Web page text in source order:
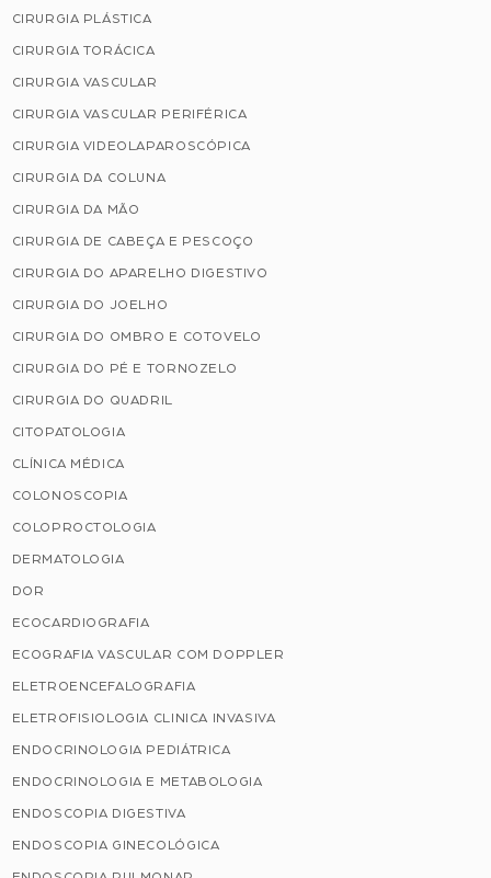
CIRURGIA PLÁSTICA
CIRURGIA TORÁCICA
CIRURGIA VASCULAR
CIRURGIA VASCULAR PERIFÉRICA
CIRURGIA VIDEOLAPAROSCÓPICA
CIRURGIA DA COLUNA
CIRURGIA DA MÃO
CIRURGIA DE CABEÇA E PESCOÇO
CIRURGIA DO APARELHO DIGESTIVO
CIRURGIA DO JOELHO
CIRURGIA DO OMBRO E COTOVELO
CIRURGIA DO PÉ E TORNOZELO
CIRURGIA DO QUADRIL
CITOPATOLOGIA
CLÍNICA MÉDICA
COLONOSCOPIA
COLOPROCTOLOGIA
DERMATOLOGIA
DOR
ECOCARDIOGRAFIA
ECOGRAFIA VASCULAR COM DOPPLER
ELETROENCEFALOGRAFIA
ELETROFISIOLOGIA CLINICA INVASIVA
ENDOCRINOLOGIA PEDIÁTRICA
ENDOCRINOLOGIA E METABOLOGIA
ENDOSCOPIA DIGESTIVA
ENDOSCOPIA GINECOLÓGICA